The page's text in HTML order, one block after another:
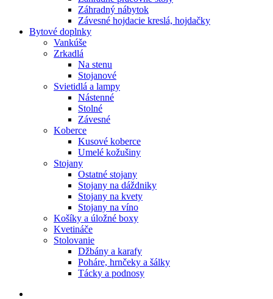
Záhradný nábytok
Závesné hojdacie kreslá, hojdačky
Bytové doplnky
Vankúše
Zrkadlá
Na stenu
Stojanové
Svietidlá a lampy
Nástenné
Stolné
Závesné
Koberce
Kusové koberce
Umelé kožušiny
Stojany
Ostatné stojany
Stojany na dáždniky
Stojany na kvety
Stojany na víno
Košíky a úložné boxy
Kvetináče
Stolovanie
Džbány a karafy
Poháre, hrnčeky a šálky
Tácky a podnosy